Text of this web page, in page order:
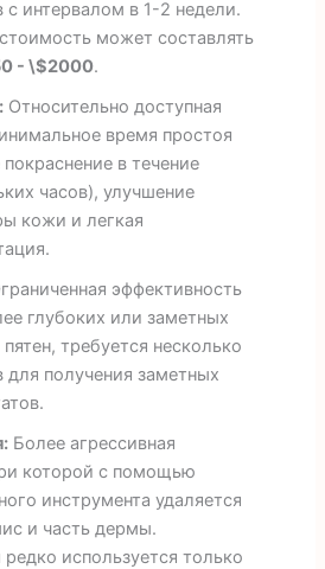
с интервалом в 1-2 недели.
может составлять
- \$2000.
Относительно доступная
время простоя
покраснение в течение
часов), улучшение
кожи и легкая
эффективность
глубоких или заметных
требуется несколько
для получения заметных
Более агрессивная
которой с помощью
инструмента удаляется
и часть дермы.
используется только